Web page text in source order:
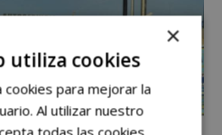
×
utiliza cookies
para mejorar la
Al utilizar nuestro
todas las cookies